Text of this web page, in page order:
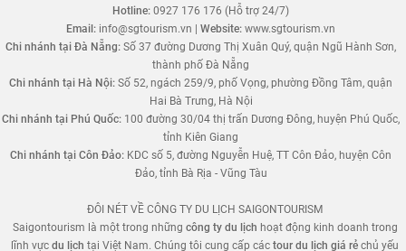
Hotline: 0927 176 176 (Hỗ trợ 24/7)
Email: info@sgtourism.vn |Website: www.sgtourism.vn
Chi nhánh tại Đà Nẵng: Số 37 đường Dương Thị Xuân Quý, quận Ngũ Hành Sơn,
thành phố Đà Nẵng
Chi nhánh tại Hà Nội: Số 52, ngách 259/9, phố Vọng, phường Đồng Tâm, quận
Hai Bà Trưng, Hà Nội
Chi nhánh tại Phú Quốc: 100 đường 30/04 thị trấn Dương Đông, huyện Phú Quốc,
tỉnh Kiên Giang
Chi nhánh tại Côn Đảo: KDC số 5, đường Nguyễn Huệ, TT Côn Đảo, huyện Côn
Đảo, tỉnh Bà Rịa - Vũng Tàu
ĐÔI NÉT VỀ CÔNG TY DU LỊCH SAIGONTOURISM
Saigontourism là một trong những công ty du lịch hoạt động kinh doanh trong
lĩnh vựcdu lịch tại Việt Nam. Chúng tôi cung cấp cáctour du lịch giá rẻ chủ yếu